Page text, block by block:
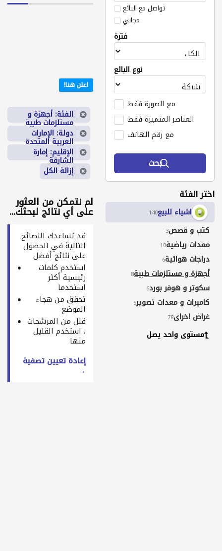
تواصل مع البائع
مجاني
فترة
نوع البائع
مع الصورة فقط
العناصر المتميزة فقط
مع رقم الهاتف
بحث
اختر الفئة
اشياء للبيع140
كتب و قصص3
معدات رياضية10
دراجات هوائية6
أجهزة و مستلزمات طبية8
سكوتر و هوفر بورد6
كاميرات و معدات تصوير5
غراض اخراى78
مستوى واحد يصل
اعلن هنا!
الفئة: أجهزة و
مستلزمات طبية
دولة: الإمارات
العربية المتحدة
الإقليم: إمارة
الشارقة
إزالة الكل
لم نتمكن من العثور
على أي نتائج لبحثك...
قد تساعدك النصائح
التالية في الحصول
على نتائج أفضل
استخدم كلمات
رئيسية أكثر
استخدما
تحقق من هجاء
الموضع
قلل من المرشحات
، استخدم القليل
منها
إعادة تعيين تصفية
→